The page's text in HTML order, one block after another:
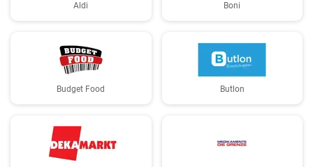
Aldi Boni
Budget Food Butlon